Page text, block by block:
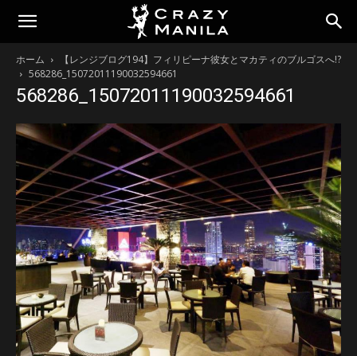
ホーム
【レンジブログ194】フィリピーナ彼女とマカティのブルゴスへ!?
568286_15072011190032594661
568286_15072011190032594661